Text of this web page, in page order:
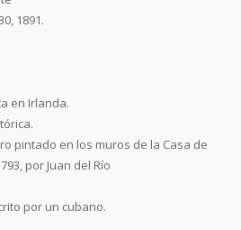
1891.
en Irlanda.
pintado en los muros de la Casa de
por Juan del Río
por un cubano.